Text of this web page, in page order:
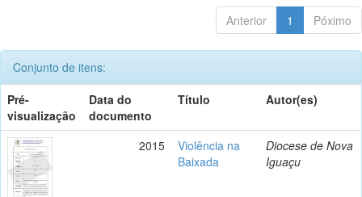
Anterior 1 Póximo
Conjunto de itens:
Pré-
visualização
Data do
documento
Título Autor(es)
2015
Violência na
Baixada
Diocese de Nova
Iguaçu